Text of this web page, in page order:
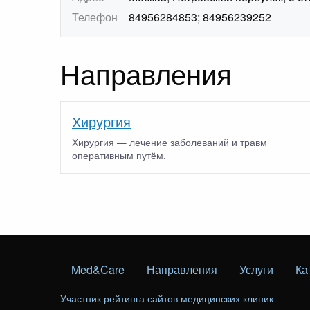
Телефон
84956284853; 84956239252
Направления
Хирургия
Хирургия — лечение заболеваний и травм
оперативным путём.
Med&Care Направления Услуги
Участник рейтинга сайтов медицинских клиник